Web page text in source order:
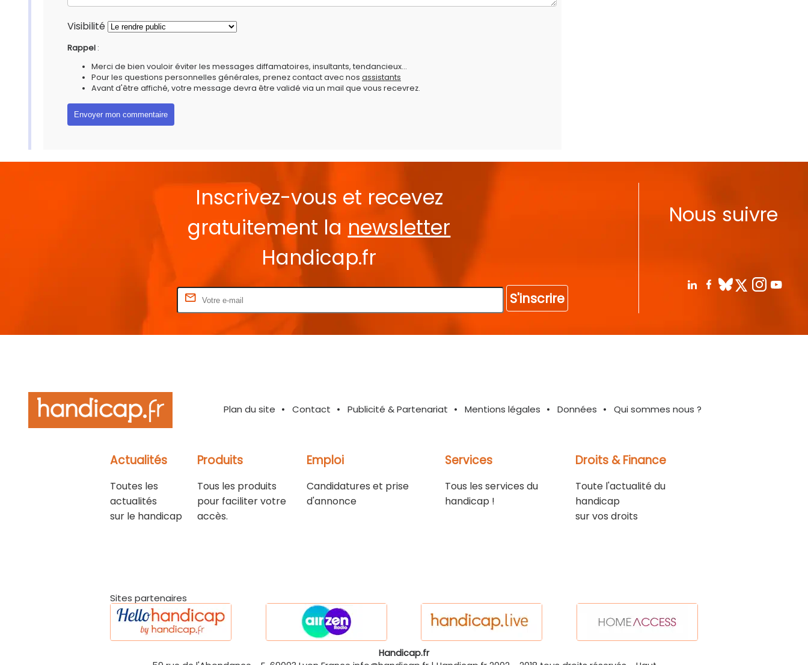
Visibilité
Rappel :
Merci de bien vouloir éviter les messages diffamatoires, insultants, tendancieux...
Pour les questions personnelles générales, prenez contact avec nos assistants
Avant d'être affiché, votre message devra être validé via un mail que vous recevrez.
Inscrivez-vous et recevez
gratuitement la newsletter
Handicap.fr
S'inscrire
Nous suivre
Plan du site Contact Publicité & Partenariat Mentions légales Données Qui sommes nous ?
Actualités
Toutes les
actualités
sur le handicap
Produits
Tous les produits
pour faciliter votre
accès.
Emploi
Candidatures et prise
d'annonce
Services
Tous les services du
handicap !
Droits & Finance
Toute l'actualité du
handicap
sur vos droits
Sites partenaires
Handicap.fr